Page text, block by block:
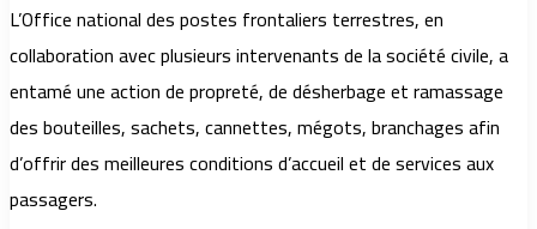
L’Office national des postes frontaliers terrestres, en
collaboration avec plusieurs intervenants de la société civile, a
entamé une action de propreté, de désherbage et ramassage
des bouteilles, sachets, cannettes, mégots, branchages afin
d’offrir des meilleures conditions d’accueil et de services aux
passagers.